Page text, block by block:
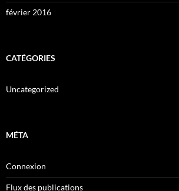
février 2016
CATÉGORIES
Uncategorized
MÉTA
Connexion
Flux des publications